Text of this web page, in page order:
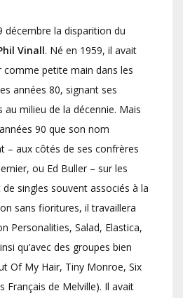
décembre la disparition du
Vinall. Né en 1959, il avait
petite main dans les
années 80, signant ses
milieu de la décennie. Mais
90 que son nom
– aux côtés de ses confrères
ou Ed Buller – sur les
singles souvent associés à la
sans fioritures, il travaillera
Personalities, Salad, Elastica,
qu’avec des groupes bien
Of My Hair, Tiny Monroe, Six
Français de Melville). Il avait